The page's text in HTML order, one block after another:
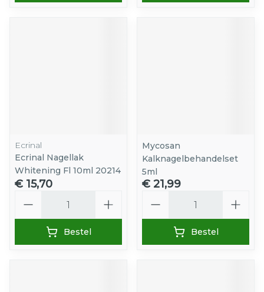
Ecrinal
Ecrinal Nagellak
Whitening Fl 10ml 20214
€ 15,70
Bestel
Mycosan
Kalknagelbehandelset
5ml
€ 21,99
Bestel